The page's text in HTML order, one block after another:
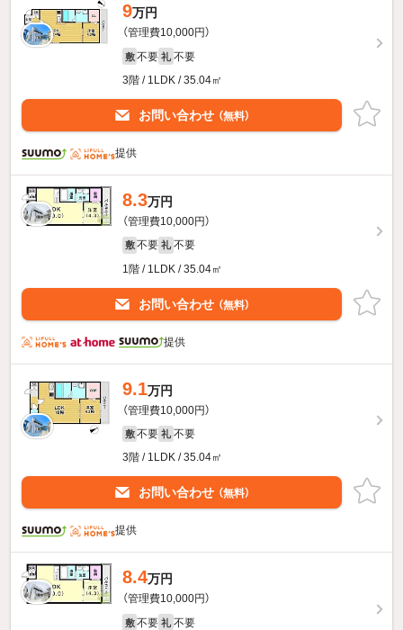
9万円
（管理費10,000円）
敷 不要 礼 不要
3階 / 1LDK / 35.04㎡
お問い合わせ （無料）
提供
8.3万円
（管理費10,000円）
敷 不要 礼 不要
1階 / 1LDK / 35.04㎡
お問い合わせ （無料）
提供
9.1万円
（管理費10,000円）
敷 不要 礼 不要
3階 / 1LDK / 35.04㎡
お問い合わせ （無料）
提供
8.4万円
（管理費10,000円）
敷 不要 礼 不要